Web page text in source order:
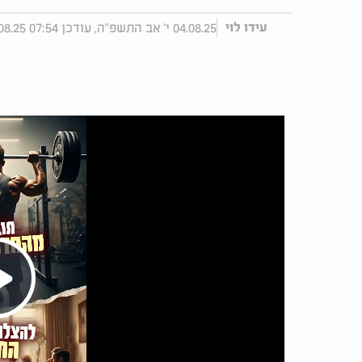
עידו לוי 04.08.25 י' אב התשפ"ה, עודכן 07:54 05.08.25